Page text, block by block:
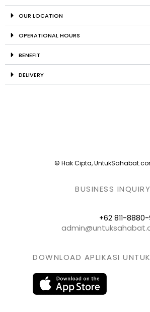
OUR LOCATION
OPERATIONAL HOURS
BENEFIT
DELIVERY
© Hak Cipta,
BUSINESS INQUIRY
+62 811-8880-
DOWNLOAD APLIKASI